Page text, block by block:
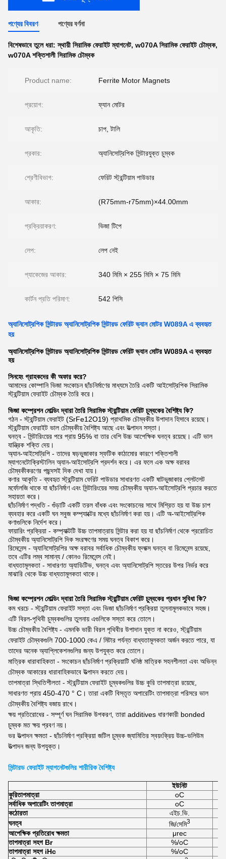
পণ্যের বিবরণ পণ্যের বর্ণনা
বিশেষভাবে তুলে ধরা:স্থায়ী সিরামিক ফেরাইট ম্যাগনেট, w070A সিরামিক ফেরাইট চৌম্বক,
w070A শক্তিশালী সিরামিক চৌম্বক
Product name: Ferrite Motor Magnets
প্রয়োগ: ফ্যান মোটর
আকৃতি: চাপ, টালি
প্রকার: অ্যানিসোট্রপিক সিন্টারযুক্ত চুম্বক
শ্রেণীবিভাগ: ফেরিট স্ট্রন্টিয়াম পাউডার
আকার: (R75mm-r75mm)×44.00mm
প্রক্রিয়াকরণ: ভিজা টিপে
লেপ: লেপ নেই
প্যাকেজের আকার: 340 মিমি × 255 মিমি × 75 মিমি
কার্টন প্রতি পরিমাণ: 542 পিসি
অ্যানিসোট্রপিক সিন্টারড অ্যানিসোট্রপিক সিন্টারড ফেরিট ভ্যান মোটর W089A এ ব্যবহৃত
হয়
অ্যানিসোট্রপিক সিন্টারড অ্যানিসোট্রপিক সিন্টারড ফেরিট ভ্যান মোটর W089A এ ব্যবহৃত
হয়
সিনহেং গ্রাহকদের কী অফার করে?
আমাদের কোম্পানি ভিজা সংকোচন ছাঁচনির্মাণের মাধ্যমে তৈরি একটি আইসোট্রপিক সিরামিক
স্ট্রন্টিয়াম ফেরাইট চৌম্বক তৈরি করে।
ভিজা কম্প্রেশন মোল্ডিং দ্বারা তৈরি সিরামিক স্ট্রন্টিয়াম ফেরিট চুম্বকের বৈশিষ্ট্য কি?
গঠন - স্ট্রন্টিয়াম ফেরাইট (SrFe12O19) প্রাথমিক চৌম্বকীয় উপাদান হিসাবে রয়েছে।
স্ট্রন্টিয়াম ফেরাইট ভাল চৌম্বকীয় বৈশিষ্ট্য আছে এবং উত্পাদন সস্তা।
ঘনত্ব - সিন্টারিংয়ের পরে প্রায় 95% বা তার বেশি উচ্চ আপেক্ষিক ঘনত্ব রয়েছে। এটি ভাল
যান্ত্রিক শক্তি দেয়।
অ্যান-আইসোট্রপি - তাদের ষড়ভুজাকার স্ফটিক কাঠামোর কারণে শক্তিশালী
ম্যাগনেটোক্রিস্টালিন অ্যান-আইসোট্রপি প্রদর্শন করে। এর ফলে এক অক্ষ বরাবর
চৌম্বকীকরণের পছন্দসই দিক দেখা যায়।
কণার আকৃতি - ব্যবহৃত স্ট্রন্টিয়াম ফেরিট পাউডার সাধারণত একটি ষাটভুজাকার প্লেটলেট
মর্ফোলজি থাকে যা ছাঁচনির্মাণ এবং সিন্টারিংয়ের সময় চৌম্বকীয় অ্যান-আইসোট্রপি প্রচার করতে
সহায়তা করে।
ছাঁচনির্মাণ পদ্ধতি - গুঁড়াটি একটি তরল বাঁধক এবং সংকোচনের সাথে মিশ্রিত হয় যা উচ্চ চাপ
ব্যবহার করে একটি ঘন সবুজ কম্প্যাক্টের মধ্যে ছাঁচনির্মাণ করা হয়। এটি অ-আইসোট্রপিক
কণাগুলিকে নির্দেশ করে।
ফায়ারিং প্রক্রিয়া - কম্প্যাক্টটি উচ্চ তাপমাত্রায় সিন্টার করা হয় যা ছাঁচনির্মাণ থেকে প্ররোচিত
চৌম্বকীয় অ্যানিসোট্রপি দিক সংরক্ষণের সময় ঘনত্ব বিকাশ করে।
রিমেনেন্স - অ্যানিসোট্রপির অক্ষ বরাবর সর্বাধিক চৌম্বকীয় ফ্লাক্স ঘনত্ব বা রিমেনেন্স রয়েছে,
তবে এটির লম্ব সামান্য / কোনও রিমেনেন্স নেই।
বাধ্যতামূলকতা - সাধারণত অ্যাডিটিভ, ঘনত্ব এবং অ্যানিসোট্রপি স্তরের উপর নির্ভর করে
মাঝারি থেকে উচ্চ বাধ্যতামূলকতা থাকে।
ভিজা কম্প্রেশন মোল্ডিং দ্বারা তৈরি সিরামিক স্ট্রন্টিয়াম ফেরিট চুম্বকের প্রধান সুবিধা কি?
কম খরচে - স্ট্রন্টিয়াম ফেরাইট সস্তা এবং ভিজা ছাঁচনির্মাণ প্রক্রিয়া তুলনামূলকভাবে সহজ।
এটি বিরল-পৃথিবী চুম্বকগুলির তুলনায় এগুলিকে সস্তা করে তোলে।
উচ্চ চৌম্বকীয় বৈশিষ্ট্য - এমনকি ভারী বিরল পৃথিবীর উপাদান যুক্ত না করেও, স্ট্রন্টিয়াম
ফেরাইট চৌম্বকগুলি 700-1000 কেএ / মিটার পর্যন্ত বাধ্যতামূলকতা অর্জন করতে পারে, যা
তাদের অনেক অ্যাপ্লিকেশনগুলির জন্য উপযুক্ত করে তোলে।
মাত্রিক ধারাবাহিকতা - সংকোচন ছাঁচনির্মাণ প্রক্রিয়াটি ঘনিষ্ঠ মাত্রিক সহনশীলতা এবং অভিন্ন
চৌম্বক আকারের ধারাবাহিকভাবে উত্পাদন করতে দেয়।
তাপমাত্রা স্থিতিশীলতা - স্ট্রন্টিয়াম ফেরাইট চুম্বকগুলির উচ্চ কুরি তাপমাত্রা রয়েছে,
সাধারণত প্রায় 450-470 ° C। তারা একটি বিস্তৃত অপারেটিং তাপমাত্রা পরিসরে ভাল
চৌম্বকীয় বৈশিষ্ট্য বজায় রাখে।
ক্ষয় প্রতিরোধের - সম্পূর্ণ ঘন সিরামিক উপকরণ, তারা additives ধারণকারী bonded
চুম্বক মত ক্ষয় প্রবণ নয়।
ভর উত্পাদন ক্ষমতা - ছাঁচনির্মাণ প্রক্রিয়া জটিল চুম্বক জ্যামিতির স্বয়ংক্রিয় উচ্চ-ভলিউম
উত্পাদন জন্য উপযুক্ত।
সিন্টারড ফেরাইট ম্যাগনেটগুলির শারীরিক বৈশিষ্ট্য
ইউনিট
কুরিতাপমাত্রা
oC
সর্বাধিক অপারেটিং তাপমাত্রা
oC
কঠোরতা
এইচ.ভি.
ঘনত্ব
জি/সেমি3
আপেক্ষিক প্রতিরোধ ক্ষমতা
μrec
তাপমাত্রা সহগ Br
%/oC
তাপমাত্রা সহগ iHc
%/oC